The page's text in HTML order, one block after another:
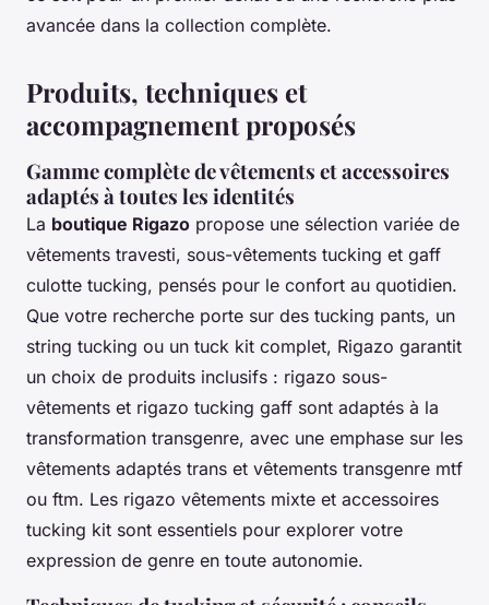
avancée dans la collection complète.
Produits, techniques et
accompagnement proposés
Gamme complète de vêtements et accessoires
adaptés à toutes les identités
La boutique Rigazo propose une sélection variée de
vêtements travesti, sous-vêtements tucking et gaff
culotte tucking, pensés pour le confort au quotidien.
Que votre recherche porte sur des tucking pants, un
string tucking ou un tuck kit complet, Rigazo garantit
un choix de produits inclusifs : rigazo sous-
vêtements et rigazo tucking gaff sont adaptés à la
transformation transgenre, avec une emphase sur les
vêtements adaptés trans et vêtements transgenre mtf
ou ftm. Les rigazo vêtements mixte et accessoires
tucking kit sont essentiels pour explorer votre
expression de genre en toute autonomie.